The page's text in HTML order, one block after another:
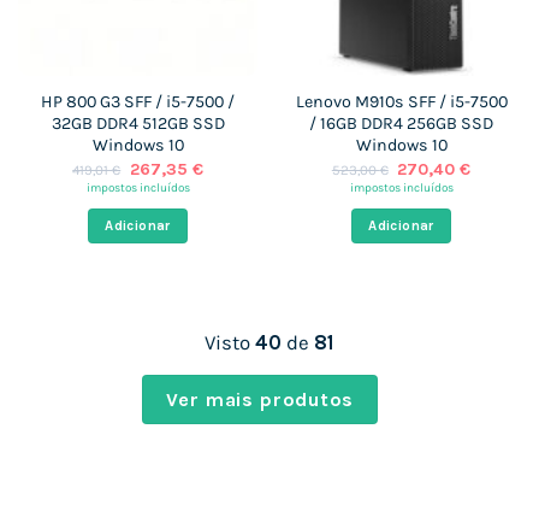
HP 800 G3 SFF / i5-7500 /
32GB DDR4 512GB SSD
Windows 10
419,01€
O
preço
era:
419,01 €.
267,35 €O
impostos incluídos
Adicionar
Lenovo M910s SFF / i5-7500
/ 16GB DDR4 256GB SSD
Windows 10
523,00€ O
preço
era:
523,00 €.
270,40€O
impostos incluídos
Adicionar
Visto 40 de 81
Ver mais produtos